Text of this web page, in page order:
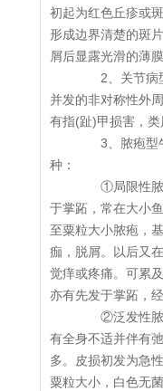
初起为红色丘疹或
形成边界清楚的斑
屑后显露光滑的薄
2、关节病型
并发的非对称性外
有指(趾)甲损害，类
3、脓疱型牛
种：
①局限性脓
于掌跖，常在大小
至粟粒大小脓疱，
痂，脱屑。以后又
觉痒或疼痛。可累
亦有先发于掌跖，
②泛发性脓疱
有全身不适并伴有
多。皮损初发为急
粟粒大小，白色无